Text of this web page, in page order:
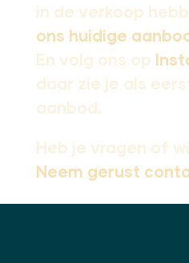
in de verkoop
ons huidige
En volg ons op
daar zie je als
aanbod.
Heb je vragen of
Neem gerust